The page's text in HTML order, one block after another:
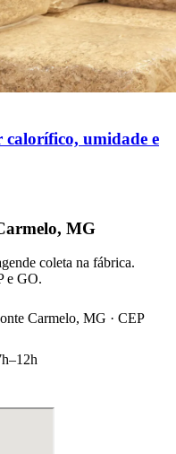
calorífico, umidade e
MG
coleta na fábrica.
e GO.
Carmelo, MG · CEP